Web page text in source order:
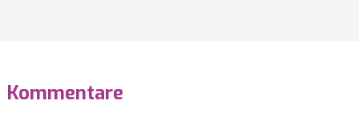
Kommentare